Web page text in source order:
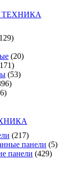
(20)
(53)
(217)
панели (5)
панели (429)